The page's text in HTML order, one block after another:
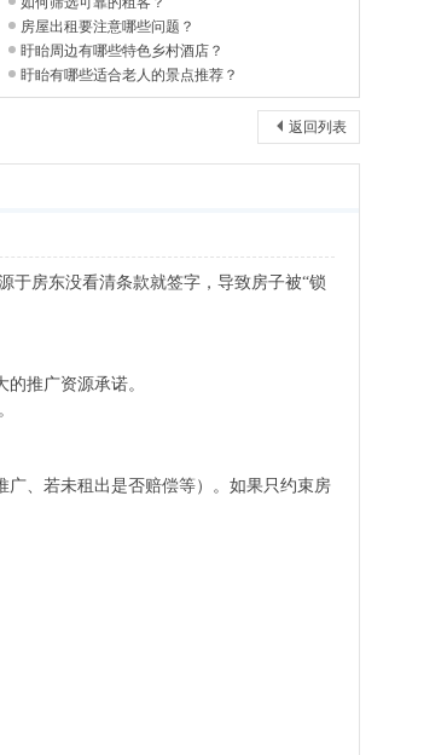
房屋出租要注意哪些问题？
盱眙周边有哪些特色乡村酒店？
盱眙有哪些适合老人的景点推荐？
返回列表
于房东没看清条款就签字，导致房子被“锁
的推广资源承诺。
广、若未租出是否赔偿等）。如果只约束房